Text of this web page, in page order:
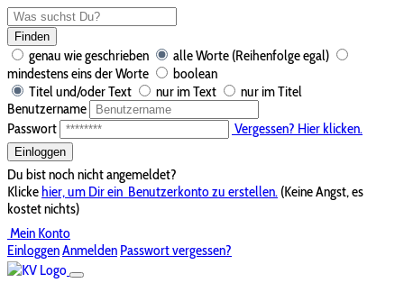
Finden
genau wie geschrieben
alle Worte (Reihenfolge egal)
mindestens eins der Worte
boolean
Titel und/oder Text
nur im Text
nur im Titel
Benutzername
Passwort
Vergessen? Hier klicken.
Einloggen
Du bist noch nicht angemeldet?
Klickehier, um Dir ein Benutzerkonto zu erstellen. (Keine Angst, es
kostet nichts)
Mein Konto
EinloggenAnmelden Passwort vergessen?